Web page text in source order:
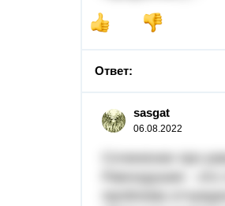
Ответ:
sasgat
06.08.2022
Сочинение про
Равнодушие -
проблема